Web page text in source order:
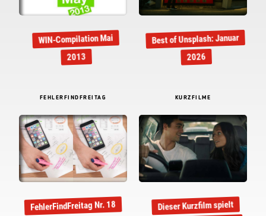
WIN-Compilation Mai
2013
Best of Unsplash: Januar
2026
FEHLERFINDFREITAG
FehlerFindFreitag Nr. 18
KURZFILME
Dieser Kurzfilm spielt